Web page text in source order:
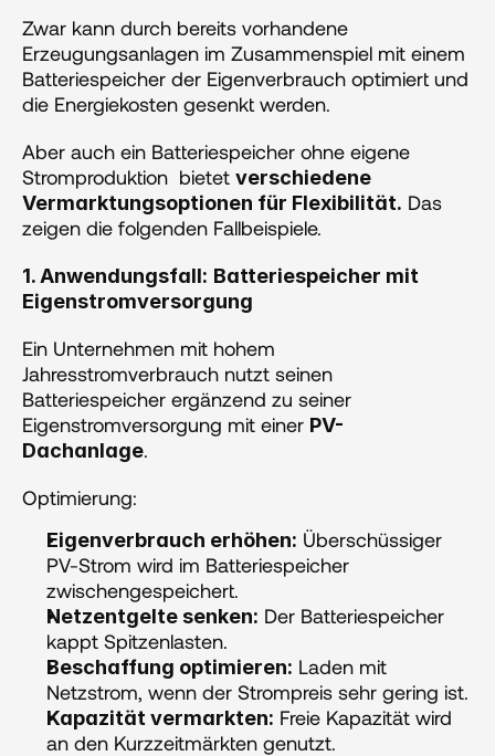
Zwar kann durch bereits vorhandene
Erzeugungsanlagen im Zusammenspiel mit einem
Batteriespeicher der Eigenverbrauch optimiert und
die Energiekosten gesenkt werden.
Aber auch ein Batteriespeicher ohne eigene
Stromproduktion  bietet verschiedene
Vermarktungsoptionen für Flexibilität. Das
zeigen die folgenden Fallbeispiele.
1. Anwendungsfall: Batteriespeicher mit
Eigenstromversorgung
Ein Unternehmen mit hohem
Jahresstromverbrauch nutzt seinen
Batteriespeicher ergänzend zu seiner
Eigenstromversorgung mit einer PV-
Dachanlage.
Optimierung:
Eigenverbrauch erhöhen: Überschüssiger
PV-Strom wird im Batteriespeicher
zwischengespeichert.
Netzentgelte senken: Der Batteriespeicher
kappt Spitzenlasten.
Beschaffung optimieren: Laden mit
Netzstrom, wenn der Strompreis sehr gering ist.
Kapazität vermarkten: Freie Kapazität wird
an den Kurzzeitmärkten genutzt.